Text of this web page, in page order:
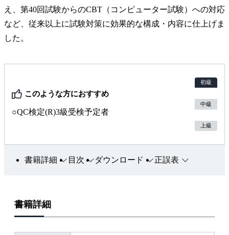
え、第40回試験からのCBT（コンピューター試験）への対応
など、従来以上に試験対策に効果的な構成・内容に仕上げま
した。
このような方におすすめ
○QC検定(R)3級受検予定者
初級
中級
上級
書籍詳細 目次 ダウンロード 正誤表
書籍詳細